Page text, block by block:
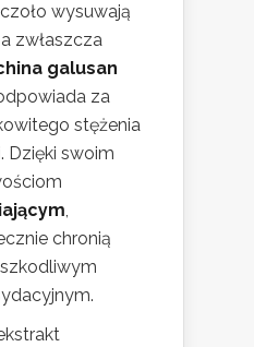
wysuwają
zwłaszcza
galusan
za
stężenia
Dzięki swoim
,
chronią